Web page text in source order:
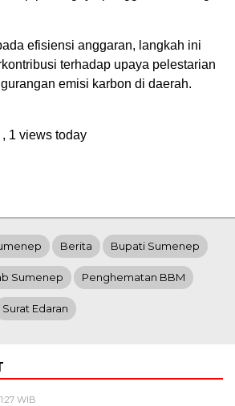
efisiensi anggaran, langkah ini
terhadap upaya pelestarian
emisi karbon di daerah.
, 1 views today
Berita Bupati Sumenep
Sumenep Penghematan BBM
Surat Edaran
WIB